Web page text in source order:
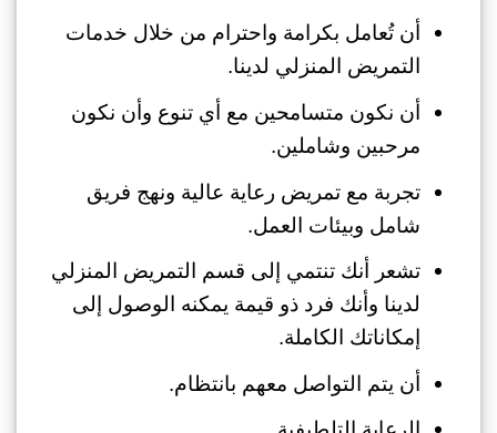
أن تُعامل بكرامة واحترام من خلال خدمات
التمريض المنزلي لدينا.
أن نكون متسامحين مع أي تنوع وأن نكون
مرحبين وشاملين.
تجربة مع تمريض رعاية عالية ونهج فريق
شامل وبيئات العمل.
تشعر أنك تنتمي إلى قسم التمريض المنزلي
لدينا وأنك فرد ذو قيمة يمكنه الوصول إلى
إمكاناتك الكاملة.
أن يتم التواصل معهم بانتظام.